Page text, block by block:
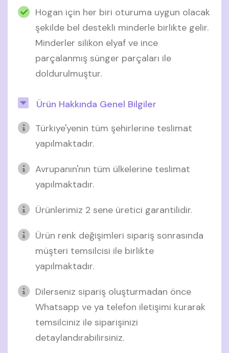
Hogan için her biri oturuma uygun olacak
şekilde bel destekli minderle birlikte gelir.
Minderler silikon elyaf ve ince
parçalanmış sünger parçaları ile
doldurulmuştur.
Ürün Hakkında Genel Bilgiler
Türkiye'yenin tüm şehirlerine teslimat
yapılmaktadır.
Avrupanın'nın tüm ülkelerine teslimat
yapılmaktadır.
Ürünlerimiz 2 sene üretici garantilidir.
Ürün renk değişimleri sipariş sonrasında
müşteri temsilcisi ile birlikte
yapılmaktadır.
Dilerseniz sipariş oluşturmadan önce
Whatsapp ve ya telefon iletişimi kurarak
temsilciniz ile siparişinizi
detaylandırabilirsiniz.